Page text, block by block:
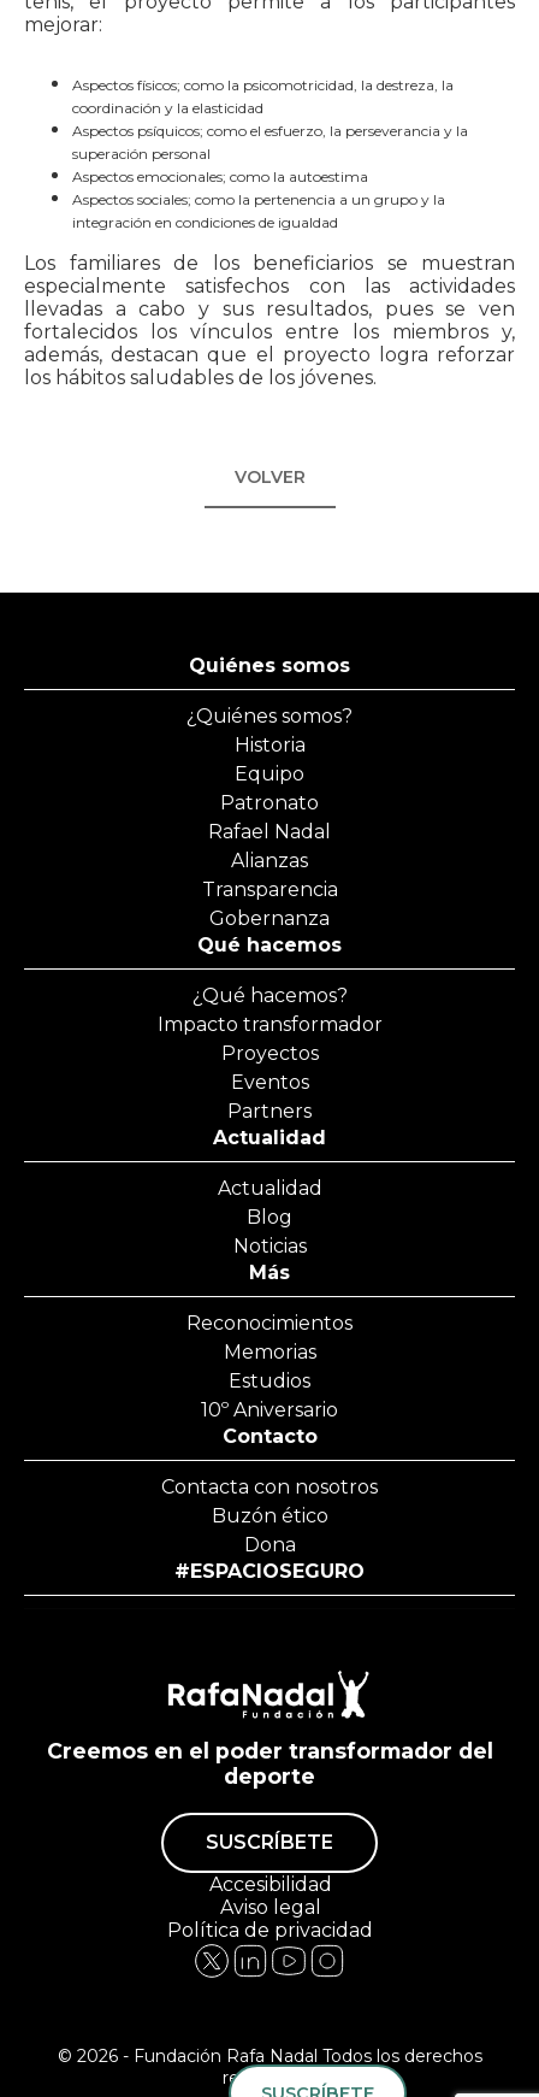
mejorar:
Aspectos físicos; como la psicomotricidad, la destreza, la
coordinación y la elasticidad
Aspectos psíquicos; como el esfuerzo, la perseverancia y la
superación personal
Aspectos emocionales; como la autoestima
Aspectos sociales; como la pertenencia a un grupo y la
integración en condiciones de igualdad
Los familiares de los beneficiarios se muestran
especialmente satisfechos con las actividades
llevadas a cabo y sus resultados, pues se ven
fortalecidos los vínculos entre los miembros y,
además, destacan que el proyecto logra reforzar
los hábitos saludables de los jóvenes.
VOLVER
Quiénes somos
¿Quiénes somos?
Historia
Equipo
Patronato
Rafael Nadal
Alianzas
Transparencia
Gobernanza
Qué hacemos
¿Qué hacemos?
Impacto transformador
Proyectos
Eventos
Partners
Actualidad
Actualidad
Blog
Noticias
Más
Reconocimientos
Memorias
Estudios
10º Aniversario
Contacto
Contacta con nosotros
Buzón ético
Dona
#ESPACIOSEGURO
Creemos en el poder transformador del
deporte
SUSCRÍBETE
Accesibilidad
Aviso legal
Política de privacidad
© 2026 - Fundación Rafa Nadal Todos los derechos
reservados.